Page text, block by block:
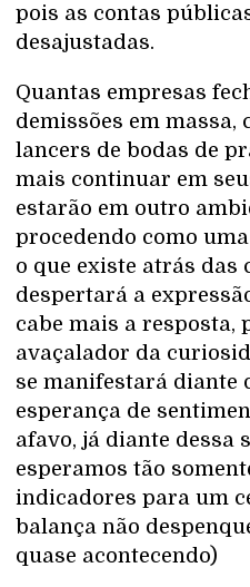
pois as contas
desajustadas.
Quantas empresas
demissões em massa,
lancers de bodas de
mais continuar em
estarão em outro
procedendo como
o que existe atrás das
despertará a
cabe mais a resposta,
avaçalador da
se manifestará diante
esperança de
afavo, já diante dessa
esperamos tão
indicadores para um
balança não
quase acontecendo)